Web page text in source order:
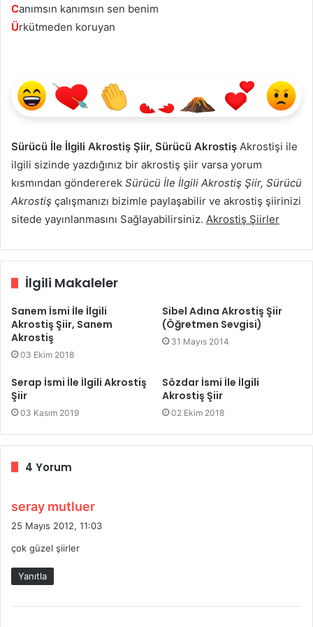
Canımsın kanımsın sen benim
Ürkütmeden koruyan
Sürücü İle İlgili Akrostiş Şiir, Sürücü Akrostiş Akrostişi ile
ilgili sizinde yazdığınız bir akrostiş şiir varsa yorum
kısmından göndererek Sürücü İle İlgili Akrostiş Şiir, Sürücü
Akrostiş çalışmanızı bizimle paylaşabilir ve akrostiş şiirinizi
sitede yayınlanmasını Sağlayabilirsiniz. Akrostiş Şiirler
İlgili Makaleler
Sanem İsmi İle İlgili
Akrostiş Şiir, Sanem
Akrostiş
03 Ekim 2018
Sibel Adına Akrostiş Şiir
(Öğretmen Sevgisi)
31 Mayıs 2014
Serap İsmi İle İlgili Akrostiş
Şiir
03 Kasım 2019
Sözdar İsmi İle İlgili
Akrostiş Şiir
02 Ekim 2018
4 Yorum
seray mutluer
25 Mayıs 2012, 11:03
çok güzel şiirler
Yanıtla